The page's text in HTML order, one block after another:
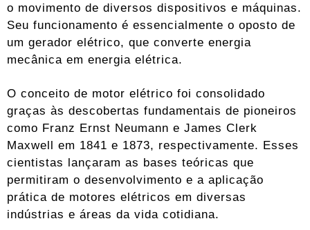
o movimento de diversos dispositivos e máquinas.
Seu funcionamento é essencialmente o oposto de
um gerador elétrico, que converte energia
mecânica em energia elétrica.
O conceito de motor elétrico foi consolidado
graças às descobertas fundamentais de pioneiros
como Franz Ernst Neumann e James Clerk
Maxwell em 1841 e 1873, respectivamente. Esses
cientistas lançaram as bases teóricas que
permitiram o desenvolvimento e a aplicação
prática de motores elétricos em diversas
indústrias e áreas da vida cotidiana.